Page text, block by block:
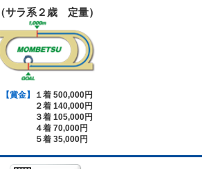
（サラ系２歳 定量）
【賞金】
１着 500,000円
２着 140,000円
３着 105,000円
４着 70,000円
５着 35,000円